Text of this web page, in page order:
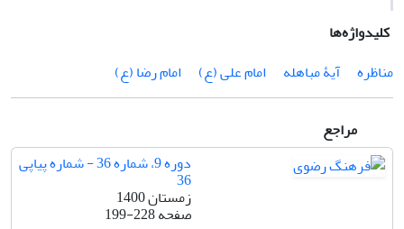
کلیدواژه‌ها
مناظره
آیۀ مباهله امام علی (ع) امام رضا (ع)
مراجع
دوره 9، شماره 36 - شماره پیاپی
36
زمستان 1400
صفحه199-228